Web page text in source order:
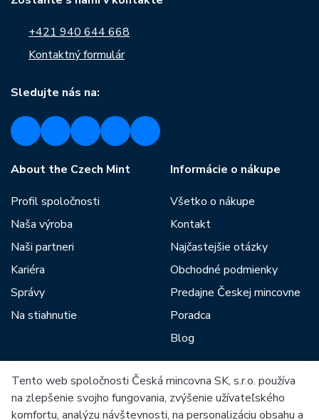
+421 940 644 668
Kontaktný formulár
Sledujte nás na:
About the Czech Mint
Profil spoločnosti
Naša výroba
Naši partneri
Kariéra
Správy
Na stiahnutie
Informácie o nákupe
Všetko o nákupe
Kontakt
Najčastejšie otázky
Obchodné podmienky
Predajne Českej mincovne
Poradca
Blog
Medzi našich partnerov patria:
Tento web spoločnosti Česká mincovna SK, s.r.o. používa
na zlepšenie svojho fungovania, zvýšenie užívateľského
komfortu, analýzu návštevnosti, na personalizáciu obsahu a